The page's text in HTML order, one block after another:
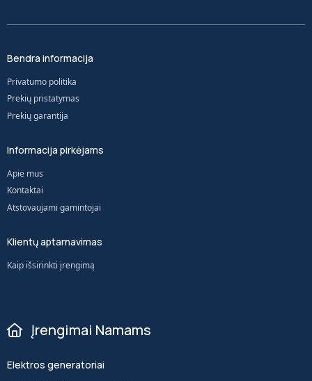
Bendra informacija
Privatumo politika
Prekių pristatymas
Prekių garantija
Informacija pirkėjams
Apie mus
Kontaktai
Atstovaujami gamintojai
Klientų aptarnavimas
Kaip išsirinkti įrengimą
Įrengimai Namams
Elektros generatoriai